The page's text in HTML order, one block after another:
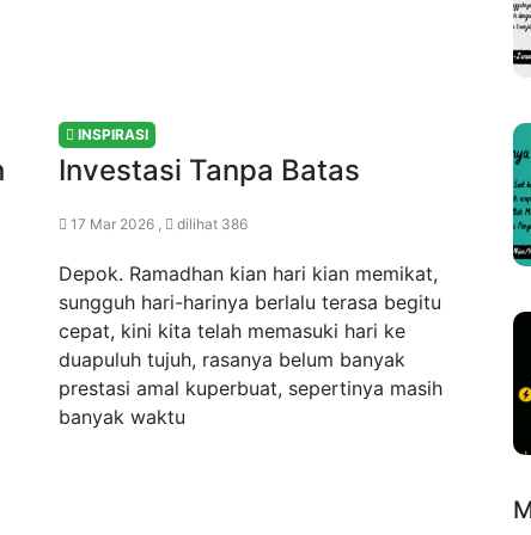
INSPIRASI
Investasi Tanpa Batas
17 Mar 2026 , dilihat 386
Depok. Ramadhan kian hari kian memikat,
sungguh hari-harinya berlalu terasa begitu
cepat, kini kita telah memasuki hari ke
duapuluh tujuh, rasanya belum banyak
prestasi amal kuperbuat, sepertinya masih
banyak waktu